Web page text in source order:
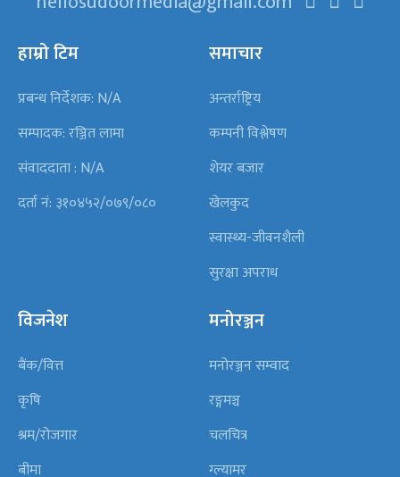
हाम्रो टिम
प्रबन्ध निर्देशक: N/A
सम्पादक: रञ्जित लामा
संवाददाता : N/A
दर्ता नं: ३१०४५२/०७९/०८०
समाचार
अन्तर्राष्ट्रिय
कम्पनी विश्लेषण
शेयर बजार
खेलकुद
स्वास्थ्य-जीवनशैली
सुरक्षा अपराध
विजनेश
बैंक/वित्त
कृषि
श्रम/रोजगार
बीमा
मनोरञ्जन
मनोरञ्जन सम्वाद
रङ्गमञ्च
चलचित्र
ग्ल्यामर